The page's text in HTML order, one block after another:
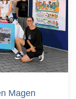
Magen